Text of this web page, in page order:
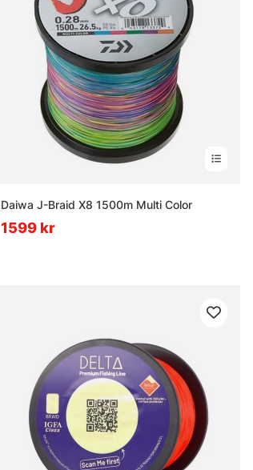
Daiwa J-Braid X8 1500m Multi Color
1599 kr